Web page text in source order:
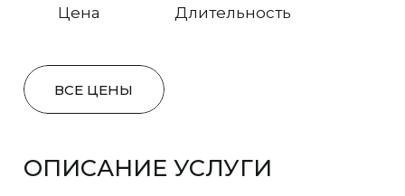
Цена Длительность
ВСЕ ЦЕНЫ
ОПИСАНИЕ УСЛУГИ